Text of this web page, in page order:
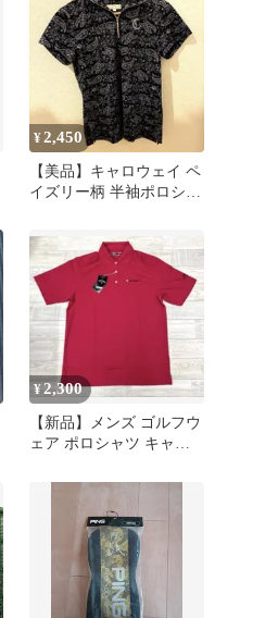
¥2,450
【美品】キャロウェイ ペ
イズリー柄 半袖ポロシャ
¥2,300
【新品】メンズ ゴルフウ
ェア ポロシャツ キャロ